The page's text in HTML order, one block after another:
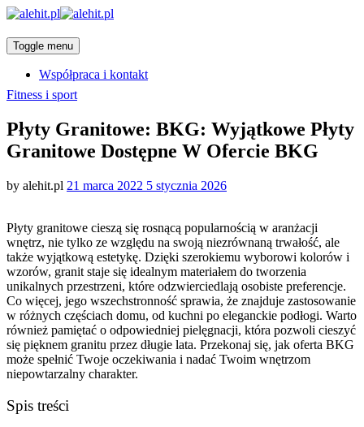
Toggle menu
Współpraca i kontakt
Categories
Fitness i sport
Płyty Granitowe: BKG: Wyjątkowe Płyty
Granitowe Dostępne W Ofercie BKG
by alehit.pl Posted
21 marca 2022 5 stycznia 2026
Płyty granitowe cieszą się rosnącą popularnością w aranżacji
wnętrz, nie tylko ze względu na swoją niezrównaną trwałość, ale
także wyjątkową estetykę. Dzięki szerokiemu wyborowi kolorów i
wzorów, granit staje się idealnym materiałem do tworzenia
unikalnych przestrzeni, które odzwierciedlają osobiste preferencje.
Co więcej, jego wszechstronność sprawia, że znajduje zastosowanie
w różnych częściach domu, od kuchni po eleganckie podłogi. Warto
również pamiętać o odpowiedniej pielęgnacji, która pozwoli cieszyć
się pięknem granitu przez długie lata. Przekonaj się, jak oferta BKG
może spełnić Twoje oczekiwania i nadać Twoim wnętrzom
niepowtarzalny charakter.
Spis treści